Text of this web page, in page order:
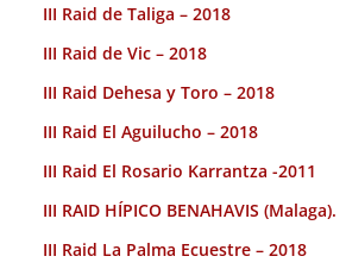
III Raid de Taliga – 2018
III Raid de Vic – 2018
III Raid Dehesa y Toro – 2018
III Raid El Aguilucho – 2018
III Raid El Rosario Karrantza -2011
III RAID HÍPICO BENAHAVIS (Malaga).
III Raid La Palma Ecuestre – 2018